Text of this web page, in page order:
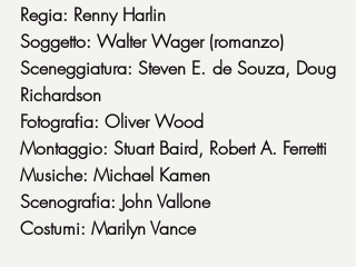
Regia: Renny Harlin
Soggetto: Walter Wager (romanzo)
Sceneggiatura: Steven E. de Souza, Doug
Richardson
Fotografia: Oliver Wood
Montaggio: Stuart Baird, Robert A. Ferretti
Musiche: Michael Kamen
Scenografia: John Vallone
Costumi: Marilyn Vance